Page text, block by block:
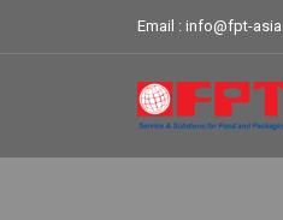
Email : info@fpt-